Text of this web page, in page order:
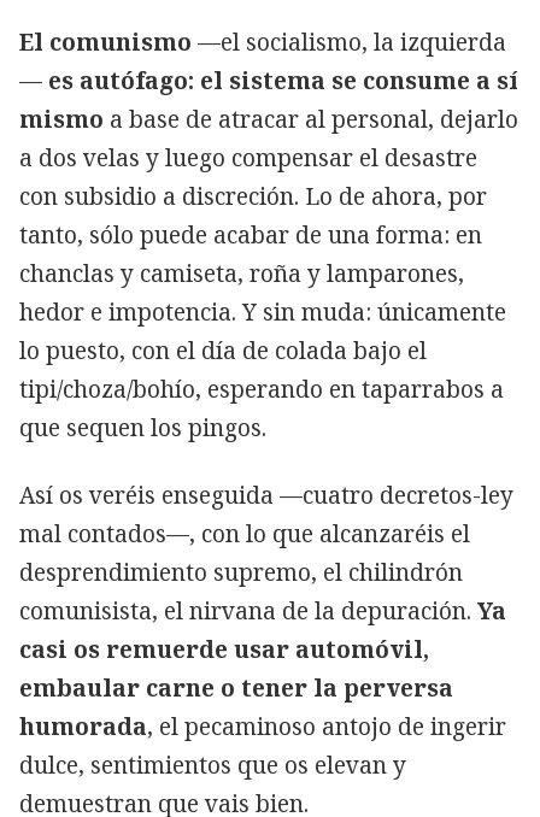
El comunismo —el socialismo, la izquierda
— es autófago: el sistema se consume a sí
mismo a base de atracar al personal, dejarlo
a dos velas y luego compensar el desastre
con subsidio a discreción. Lo de ahora, por
tanto, sólo puede acabar de una forma: en
chanclas y camiseta, roña y lamparones,
hedor e impotencia. Y sin muda: únicamente
lo puesto, con el día de colada bajo el
tipi/choza/bohío, esperando en taparrabos a
que sequen los pingos.
Así os veréis enseguida —cuatro decretos-ley
mal contados—, con lo que alcanzaréis el
desprendimiento supremo, el chilindrón
comunisista, el nirvana de la depuración. Ya
casi os remuerde usar automóvil,
embaular carne o tener la perversa
humorada, el pecaminoso antojo de ingerir
dulce, sentimientos que os elevan y
demuestran que vais bien.